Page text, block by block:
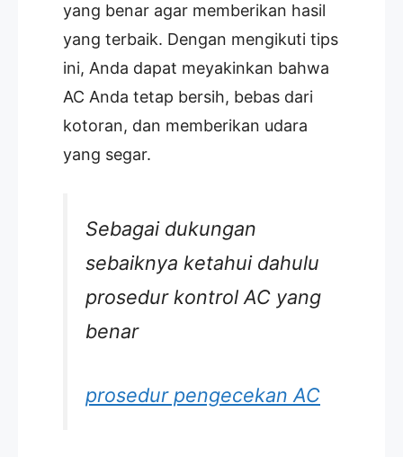
yang benar agar memberikan hasil
yang terbaik. Dengan mengikuti tips
ini, Anda dapat meyakinkan bahwa
AC Anda tetap bersih, bebas dari
kotoran, dan memberikan udara
yang segar.
Sebagai dukungan
sebaiknya ketahui dahulu
prosedur kontrol AC yang
benar
prosedur pengecekan AC